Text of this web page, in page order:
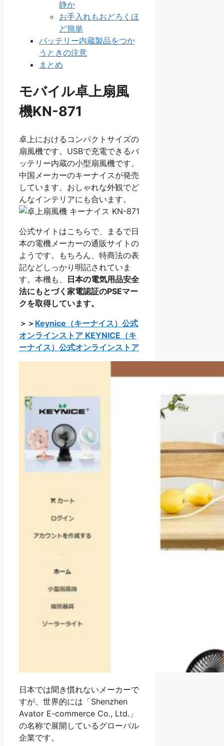
静か
お手入れもおどろくほ
ど簡単
バッテリー内蔵製品をつか
うときの注意
まとめ
モバイル卓上扇風
機KN-871
卓上におけるコンパクトサイズの
扇風機です。USBで充電できるバ
ッテリー内蔵の小型扇風機です。
中国メーカーのキーナイスが発売
しています。おしゃれな外観でど
んなインテリアにも合います。
公式サイトはこちらで、まるで日
本の電機メーカーの通販サイトの
ようです。もちろん、特商法の表
記などしっかり明記されていま
す。本機も、 日本の電気用品安全
法にもとづく家電認証のPSEマー
クを取得しています。
＞＞ Keynice（キーナイス）公式
オンラインストア KEYNICE（キ
ーナイス）公式オンラインストア
日本では聞き慣れないメーカーで
すが、世界的には「Shenzhen
Avator E-commerce Co., Ltd.」
の名称で展開しているグローバル
企業です。